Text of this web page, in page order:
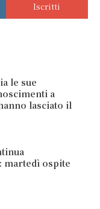
Iscritti
le sue
a
lasciato il
martedì ospite